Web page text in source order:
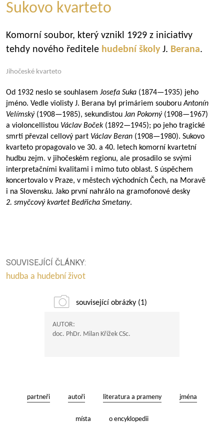
Sukovo kvarteto
Komorní soubor, který vznikl 1929 z iniciativy
tehdy nového ředitele hudební školyJ. Berana.
Jihočeské kvarteto
Od 1932 neslo se souhlasem Josefa Suka (1874—1935) jeho
jméno. Vedle violisty J. Berana byl primáriem souboruAntonín
Velímský(1908—1985), sekundistou Jan Pokorný(1908—1967)
a violoncellistou Václav Boček(1892—1945); po jeho tragické
smrti převzal cellový part Václav Beran (1908—1980). Sukovo
kvarteto propagovalo ve 30. a 40. letech komorní kvartetní
hudbu zejm. v jihočeském regionu, ale prosadilo se svými
interpretačními kvalitami i mimo tuto oblast. S úspěchem
koncertovalo v Praze, v městech východních Čech, na Moravě
i na Slovensku. Jako první nahrálo na gramofonové desky
2. smyčcový kvartet Bedřicha Smetany.
SOUVISEJÍCÍ ČLÁNKY:
hudba a hudební život
související obrázky (1)
AUTOR:
doc. PhDr. Milan Křížek CSc.
partneři autoři literatura a prameny jména
místa o encyklopedii